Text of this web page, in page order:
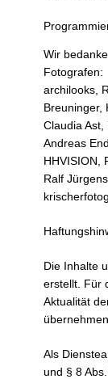
Wir
Fotografen:
archilooks,
Breuninger,
Claudia
Andreas
HHVISION,
Ralf
Die Inhalte
erstellt. Für
Aktualität
übernehmen.
Als
und § 8